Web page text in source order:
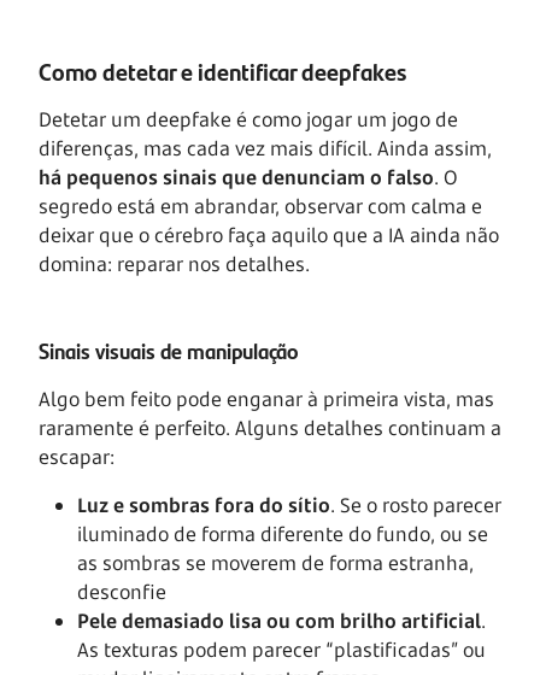
Como detetar e identificar deepfakes
Detetar um deepfake é como jogar um jogo de
diferenças, mas cada vez mais difícil. Ainda assim,
há pequenos sinais que denunciam o falso. O
segredo está em abrandar, observar com calma e
deixar que o cérebro faça aquilo que a IA ainda não
domina: reparar nos detalhes.
Sinais visuais de manipulação
Algo bem feito pode enganar à primeira vista, mas
raramente é perfeito. Alguns detalhes continuam a
escapar:
Luz e sombras fora do sítio. Se o rosto parecer
iluminado de forma diferente do fundo, ou se
as sombras se moverem de forma estranha,
desconfie
Pele demasiado lisa ou com brilho artificial.
As texturas podem parecer “plastificadas” ou